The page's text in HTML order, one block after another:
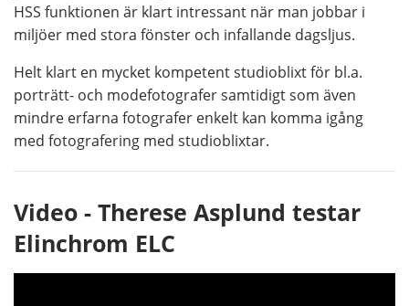
HSS funktionen är klart intressant när man jobbar i
miljöer med stora fönster och infallande dagsljus.
Helt klart en mycket kompetent studioblixt för bl.a.
porträtt- och modefotografer samtidigt som även
mindre erfarna fotografer enkelt kan komma igång
med fotografering med studioblixtar.
Video - Therese Asplund testar
Elinchrom ELC